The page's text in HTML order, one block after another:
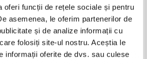
oferi funcții de rețele sociale și pentru
asemenea, le oferim partenerilor de
și de analize informații cu
folosiți site-ul nostru. Aceștia le
informații oferite de dvs. sau culese
te-
Nora Roberts - Pasiune
Pret:28,00 Lei